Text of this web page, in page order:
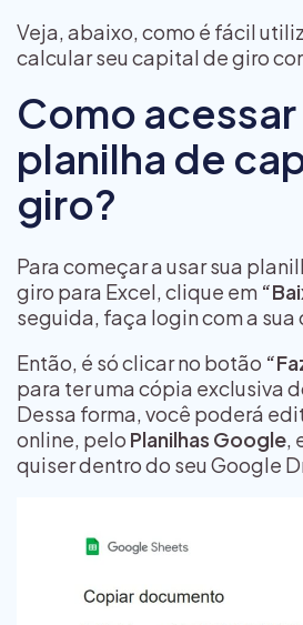
Veja, abaixo, como é fácil
calcular seu capital de giro
Como acessar
planilha de
giro?
Para começar a usar sua
giro para Excel, clique em
seguida, faça login com a
Então, é só clicar no botão
para ter uma cópia exclusiva
Dessa forma, você poderá
online, pelo Planilhas Google,
quiser dentro do seu Google